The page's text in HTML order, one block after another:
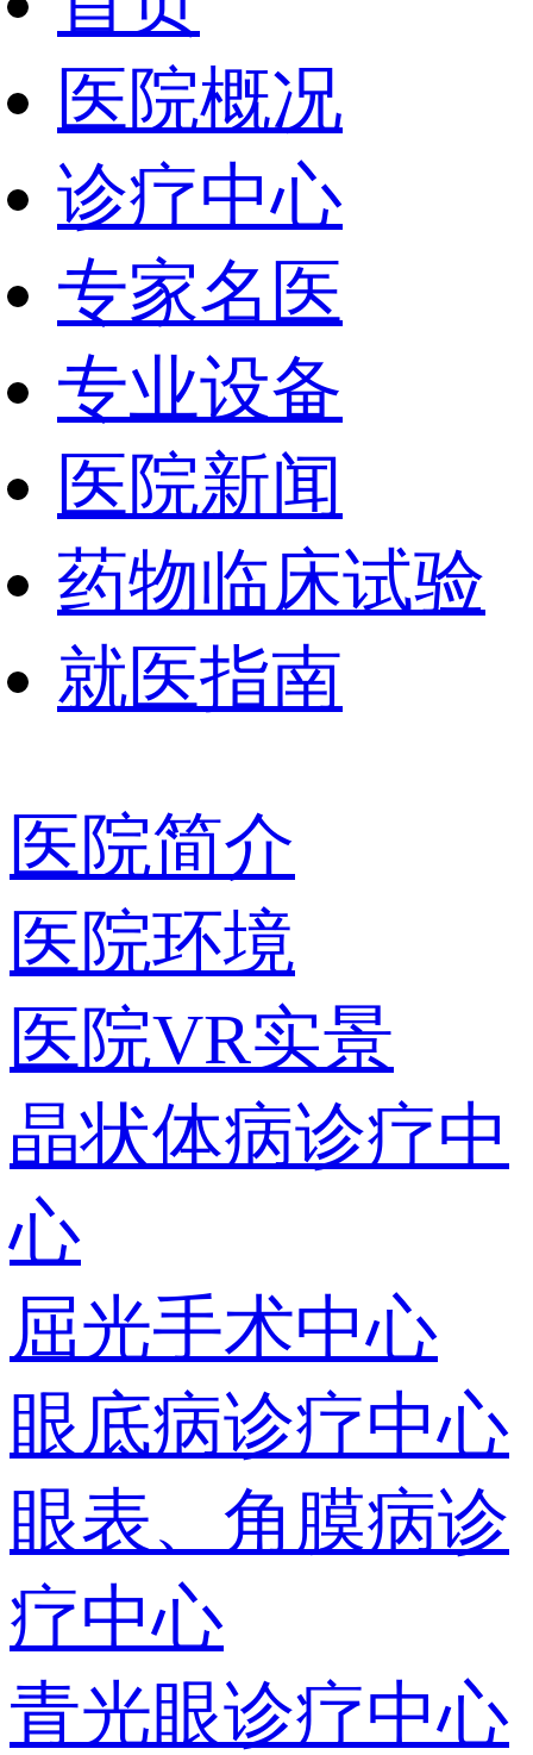
医院概况
诊疗中心
专家名医
专业设备
医院新闻
药物临床试验
就医指南
医院简介
医院环境
医院VR实景
晶状体病诊疗中
心
屈光手术中心
眼底病诊疗中心
眼表、角膜病诊
疗中心
青光眼诊疗中心